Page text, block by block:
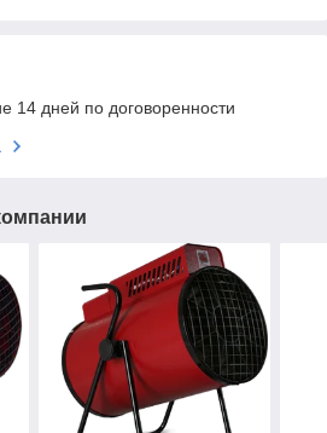
14 дней по договоренности